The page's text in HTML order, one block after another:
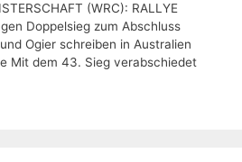
(WRC): RALLYE
Doppelsieg zum Abschluss
Ogier schreiben in Australien
Mit dem 43. Sieg verabschiedet